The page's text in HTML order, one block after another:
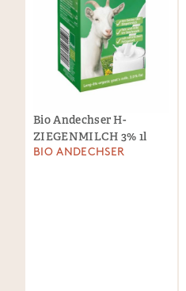
Bio Andechser H-
ZIEGENMILCH 3% 1l
BIO ANDECHSER